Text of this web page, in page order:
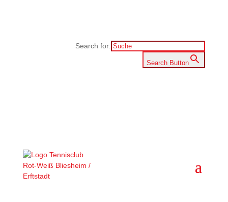
Search for:
Search Button